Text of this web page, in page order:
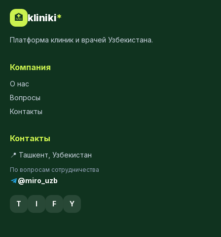
🏥 kliniki*
Платформа клиник и врачей Узбекистана.
Компания
О нас
Вопросы
Контакты
Контакты
📍 Ташкент, Узбекистан
По вопросам сотрудничества
@miro_uzb
T I F Y